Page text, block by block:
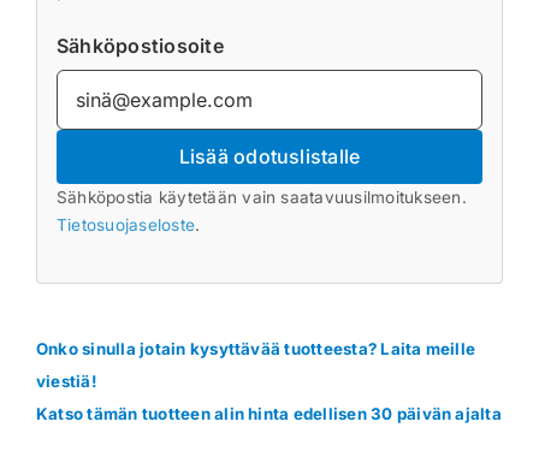
Sähköpostiosoite
Lisää odotuslistalle
Sähköpostia käytetään vain saatavuusilmoitukseen.
Tietosuojaseloste.
Onko sinulla jotain kysyttävää tuotteesta? Laita meille
viestiä!
Katso tämän tuotteen alin hinta edellisen 30 päivän ajalta